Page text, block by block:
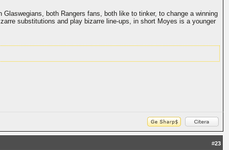
both Rangers fans, both like to tinker, to change a winning
substitutions and play bizarre line-ups, in short Moyes is a younger
#23